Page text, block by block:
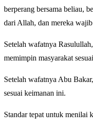
berperang bersama beliau,
dari Allah, dan mereka
Setelah wafatnya
memimpin masyarakat
Setelah wafatnya Abu
sesuai keimanan ini.
Standar tepat untuk menilai